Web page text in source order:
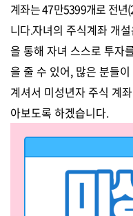
계좌는 47만5399개로 전년
니다.자녀의 주식계좌 개
을 통해 자녀 스스로 투자
을 줄 수 있어, 많은 분들
계셔서 미성년자 주식 계
아보도록 하겠습니다.